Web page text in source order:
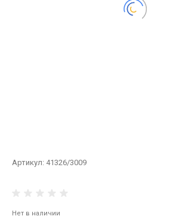
Артикул: 41326/3009
Нет в наличии